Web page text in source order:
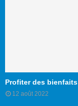
Profiter des
12 août 2022